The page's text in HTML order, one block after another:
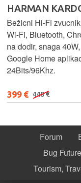
HARMAN
Bežicni Hi-Fi
Wi-Fi, Bluetooth,
na dodir, snaga
Google Home
24Bits/96Khz.
399 € 448 €
Forum
Bug
Tourism,